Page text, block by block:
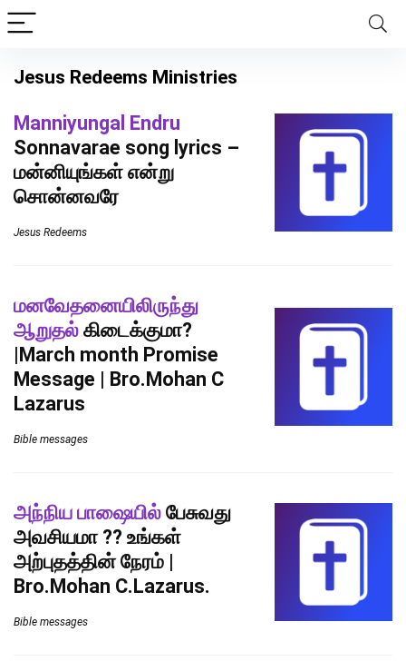
Jesus Redeems Ministries
Manniyungal Endru
Sonnavarae song lyrics –
மன்னியுங்கள் என்று
சொன்னவரே
Jesus Redeems
மனவேதனையிலிருந்து
ஆறுதல் கிடைக்குமா?
|March month Promise
Message | Bro.Mohan C
Lazarus
Bible messages
அந்நிய பாஷையில் பேசுவது
அவசியமா ?? உங்கள்
அற்புதத்தின் நேரம் |
Bro.Mohan C.Lazarus.
Bible messages